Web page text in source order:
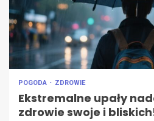
POGODA ZDROWIE
Ekstremalne upały
zdrowie swoje i